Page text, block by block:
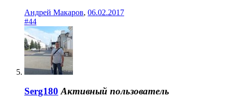
Андрей Макаров, 06.02.2017
#44
Serg180 Активный пользователь